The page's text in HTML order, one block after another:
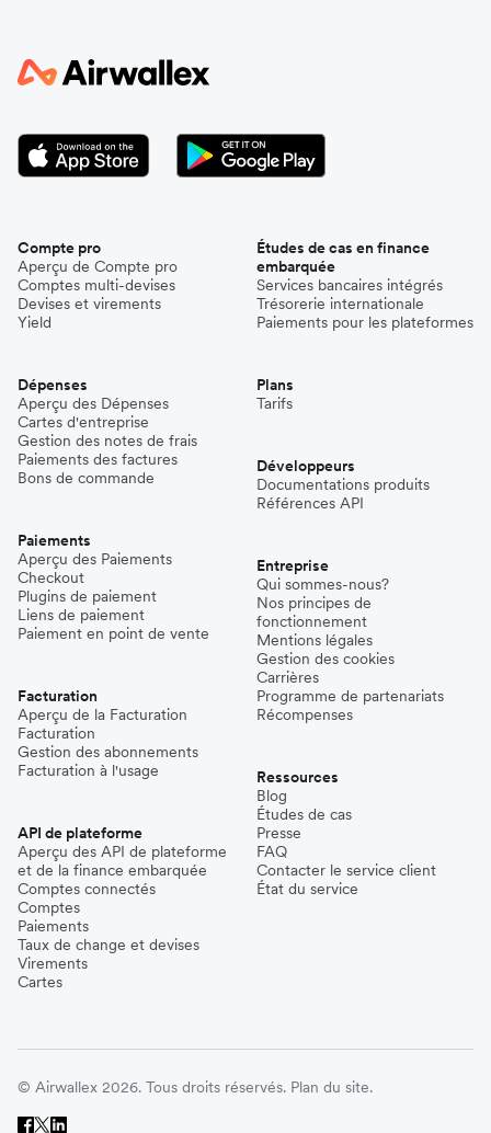
Compte pro
Aperçu de Compte pro
Comptes multi-devises
Devises et virements
Yield
Dépenses
Aperçu des Dépenses
Cartes d'entreprise
Gestion des notes de frais
Paiements des factures
Bons de commande
Paiements
Aperçu des Paiements
Checkout
Plugins de paiement
Liens de paiement
Paiement en point de vente
Facturation
Aperçu de la Facturation
Facturation
Gestion des abonnements
Facturation à l'usage
API de plateforme
Aperçu des API de plateforme
et de la finance embarquée
Comptes connectés
Comptes
Paiements
Taux de change et devises
Virements
Cartes
Études de cas en finance
embarquée
Services bancaires intégrés
Trésorerie internationale
Paiements pour les plateformes
Plans
Tarifs
Développeurs
Documentations produits
Références API
Entreprise
Qui sommes-nous?
Nos principes de
fonctionnement
Mentions légales
Gestion des cookies
Carrières
Programme de partenariats
Récompenses
Ressources
Blog
Études de cas
Presse
FAQ
Contacter le service client
État du service
© Airwallex 2026. Tous droits réservés. Plan du site.